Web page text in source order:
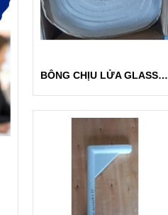
BÔNG CHỊU LỬA GLASS FIBERS BLANKET